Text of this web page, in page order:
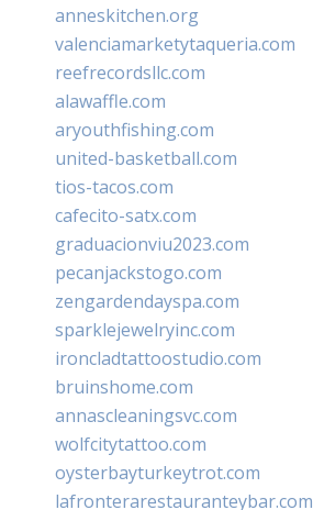
anneskitchen.org
valenciamarketytaqueria.com
reefrecordsllc.com
alawaffle.com
aryouthfishing.com
united-basketball.com
tios-tacos.com
cafecito-satx.com
graduacionviu2023.com
pecanjackstogo.com
zengardendayspa.com
sparklejewelryinc.com
ironcladtattoostudio.com
bruinshome.com
annascleaningsvc.com
wolfcitytattoo.com
oysterbayturkeytrot.com
lafronterarestauranteybar.com